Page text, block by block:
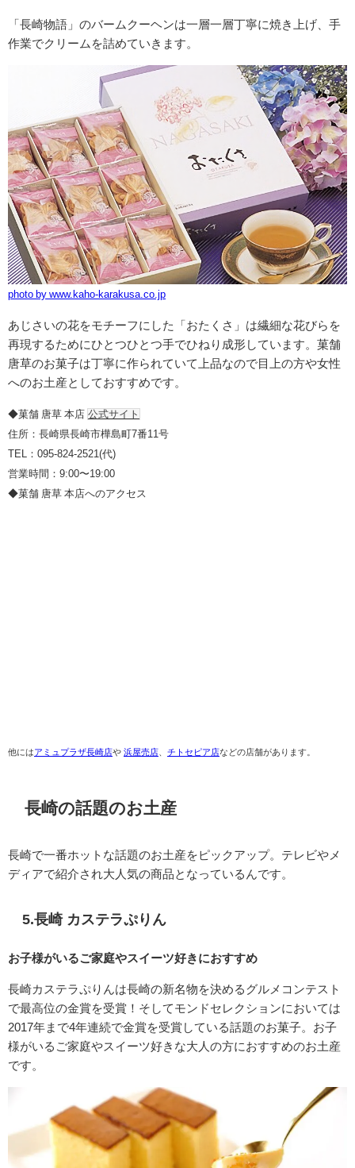
「長崎物語」のバームクーヘンは一層一層丁寧に焼き上げ、手
作業でクリームを詰めていきます。
photo by www.kaho-karakusa.co.jp
あじさいの花をモチーフにした「おたくさ」は繊細な花びらを
再現するためにひとつひとつ手でひねり成形しています。菓舗
唐草のお菓子は丁寧に作られていて上品なので目上の方や女性
へのお土産としておすすめです。
◆菓舗 唐草 本店 公式サイト
住所：長崎県長崎市樺島町7番11号
TEL：095-824-2521(代)
営業時間：9:00〜19:00
◆菓舗 唐草 本店へのアクセス
他にはアミュプラザ長崎店や 浜屋売店 チトセピア店などの店舗があります。
長崎の話題のお土産
長崎で一番ホットな話題のお土産をピックアップ。テレビやメ
ディアで紹介され大人気の商品となっているんです。
5.長崎 カステラぷりん
お子様がいるご家庭やスイーツ好きにおすすめ
長崎カステラぷりんは長崎の新名物を決めるグルメコンテスト
で最高位の金賞を受賞！そしてモンドセレクションにおいては
2017年まで4年連続で金賞を受賞している話題のお菓子。お子
様がいるご家庭やスイーツ好きな大人の方におすすめのお土産
です。